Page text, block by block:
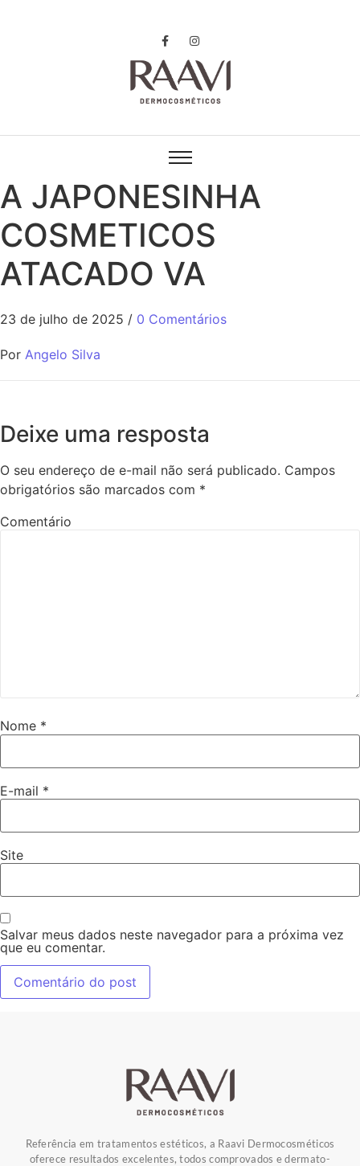
A JAPONESINHA
COSMETICOS
ATACADO VA
23 de julho de 2025 / 0 Comentários
Por Angelo Silva
Deixe uma resposta
O seu endereço de e-mail não será publicado. Campos
obrigatórios são marcados com *
Comentário
Nome *
E-mail *
Site
Salvar meus dados neste navegador para a próxima vez
que eu comentar.
Referência em tratamentos estéticos, a Raavi Dermocosméticos
oferece resultados excelentes, todos comprovados e dermato-